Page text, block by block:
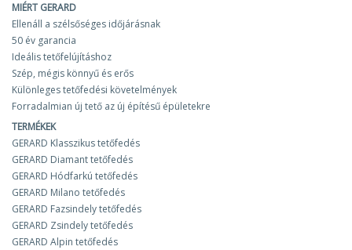
MIÉRT GERARD
Ellenáll a szélsőséges időjárásnak
50 év garancia
Ideális tetőfelújításhoz
Szép, mégis könnyű és erős
Különleges tetőfedési követelmények
Forradalmian új tető az új építésű épületekre
TERMÉKEK
GERARD Klasszikus tetőfedés
GERARD Diamant tetőfedés
GERARD Hódfarkú tetőfedés
GERARD Milano tetőfedés
GERARD Fazsindely tetőfedés
GERARD Zsindely tetőfedés
GERARD Alpin tetőfedés